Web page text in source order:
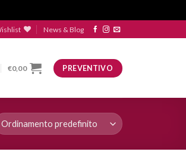
News & Blog
€0,00 PREVENTIVO